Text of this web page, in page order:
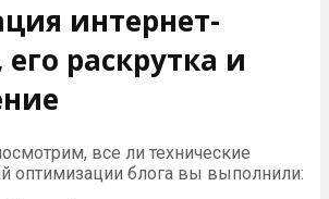
интернет-
раскрутка и
все ли технические
оптимизации блога вы выполнили: